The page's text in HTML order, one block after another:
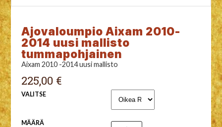
Ajovaloumpio Aixam 2010-
2014 uusi mallisto
tummapohjainen
Aixam 2010 -2014 uusi mallisto
225,00 €
VALITSE
MÄÄRÄ